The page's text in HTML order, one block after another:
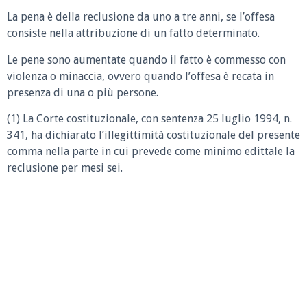
La pena è della reclusione da uno a tre anni, se l’offesa
consiste nella attribuzione di un fatto determinato.
Le pene sono aumentate quando il fatto è commesso con
violenza o minaccia, ovvero quando l’offesa è recata in
presenza di una o più persone.
(1) La Corte costituzionale, con sentenza 25 luglio 1994, n.
341, ha dichiarato l’illegittimità costituzionale del presente
comma nella parte in cui prevede come minimo edittale la
reclusione per mesi sei.